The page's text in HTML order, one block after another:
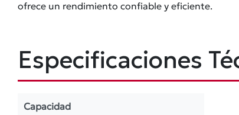
ofrece un rendimiento confiable y eficiente.
Especificaciones
Capacidad